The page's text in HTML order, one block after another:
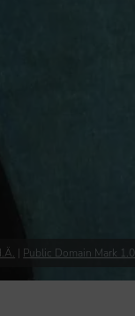
| Public Domain Mark 1.0